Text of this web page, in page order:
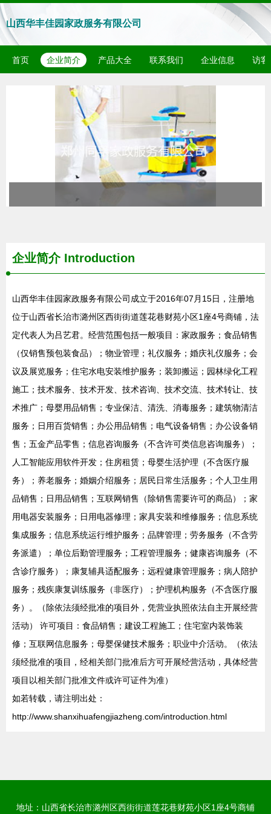
山西华丰佳园家政服务有限公司
首页 企业简介 产品大全 联系我们 企业信息 访客
企业简介 Introduction
山西华丰佳园家政服务有限公司成立于2016年07月15日，注册地
位于山西省长治市潞州区西街街道莲花巷财苑小区1座4号商铺，法
定代表人为吕艺君。经营范围包括一般项目：家政服务；食品销售
（仅销售预包装食品）；物业管理；礼仪服务；婚庆礼仪服务；会
议及展览服务；住宅水电安装维护服务；装卸搬运；园林绿化工程
施工；技术服务、技术开发、技术咨询、技术交流、技术转让、技
术推广；母婴用品销售；专业保洁、清洗、消毒服务；建筑物清洁
服务；日用百货销售；办公用品销售；电气设备销售；办公设备销
售；五金产品零售；信息咨询服务（不含许可类信息咨询服务）；
人工智能应用软件开发；住房租赁；母婴生活护理（不含医疗服
务）；养老服务；婚姻介绍服务；居民日常生活服务；个人卫生用
品销售；日用品销售；互联网销售（除销售需要许可的商品）；家
用电器安装服务；日用电器修理；家具安装和维修服务；信息系统
集成服务；信息系统运行维护服务；品牌管理；劳务服务（不含劳
务派遣）；单位后勤管理服务；工程管理服务；健康咨询服务（不
含诊疗服务）；康复辅具适配服务；远程健康管理服务；病人陪护
服务；残疾康复训练服务（非医疗）；护理机构服务（不含医疗服
务）。（除依法须经批准的项目外，凭营业执照依法自主开展经营
活动） 许可项目：食品销售；建设工程施工；住宅室内装饰装
修；互联网信息服务；母婴保健技术服务；职业中介活动。（依法
须经批准的项目，经相关部门批准后方可开展经营活动，具体经营
项目以相关部门批准文件或许可证件为准）
如若转载，请注明出处：
http://www.shanxihuafengjiazheng.com/introduction.html
地址：山西省长治市潞州区西街街道莲花巷财苑小区1座4号商铺